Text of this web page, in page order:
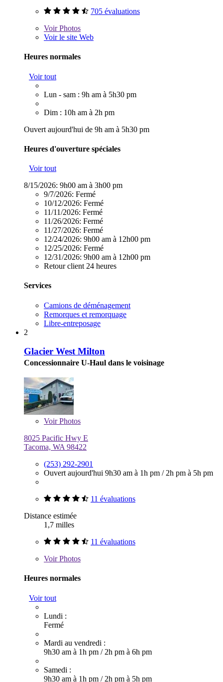
705 évaluations
VoirPhotos
Voir le site Web
Heures normales
Voir tout
Lun - sam : 9h am à 5h30 pm
Dim : 10h am à 2h pm
Ouvert aujourd'hui de 9h am à 5h30 pm
Heures d'ouverture spéciales
Voir tout
8/15/2026: 9h00 am à 3h00 pm
9/7/2026: Fermé
10/12/2026: Fermé
11/11/2026: Fermé
11/26/2026: Fermé
11/27/2026: Fermé
12/24/2026: 9h00 am à 12h00 pm
12/25/2026: Fermé
12/31/2026: 9h00 am à 12h00 pm
Retour client 24 heures
Services
Camions de déménagement
Remorques et remorquage
Libre-entreposage
2
Glacier West Milton
Concessionnaire U-Haul dans le voisinage
VoirPhotos
8025 Pacific Hwy E
Tacoma, WA 98422
(253) 292-2901
Ouvert aujourd'hui 9h30 am à 1h pm / 2h pm à 5h pm
11 évaluations
Distance estimée
1,7 milles
11 évaluations
VoirPhotos
Heures normales
Voir tout
Lundi :
Fermé
Mardi au vendredi :
9h30 am à 1h pm / 2h pm à 6h pm
Samedi :
9h30 am à 1h pm / 2h pm à 5h pm